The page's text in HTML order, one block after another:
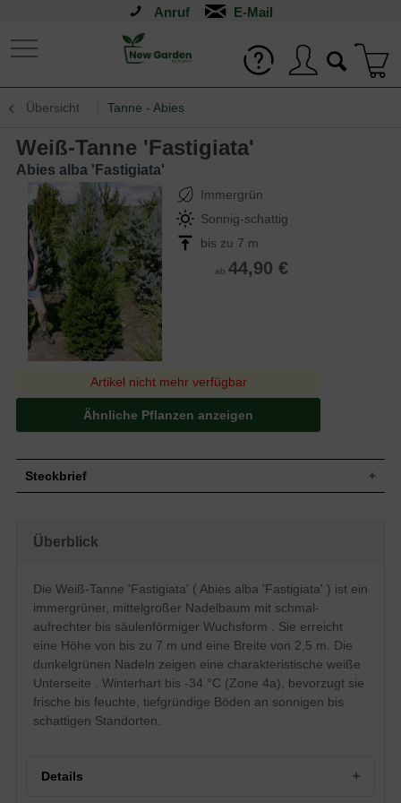
Anruf
Übersicht Tanne - Abies
Weiß-Tanne 'Fastigiata'
Abies alba 'Fastigiata'
Immergrün
Sonnig-schattig
bis zu 7 m
ab 44,90 €
Artikel nicht mehr verfügbar
Ähnliche Pflanzen anzeigen
Steckbrief
Wuchs
Blatt
Immergrün, Nadeln, glattrandig, stumpf,
dunkelgrün, Unterseite weiß, ca. 2 cm
lang
Frucht
Zapfen, braun, zylindrisch, 10 bis 15 cm
lang
Blüte
Blütenzapfen, rot (männlich), grün
(weiblich), erst im hohen Alter
Blütezeit
Mai bis Juni
Wurzeln
Überblick
Die Weiß-Tanne 'Fastigiata' ( Abies alba 'Fastigiata' ) ist ein
immergrüner, mittelgroßer Nadelbaum mit schmal-
aufrechter bis säulenförmiger Wuchsform . Sie erreicht
eine Höhe von bis zu 7 m und eine Breite von 2,5 m. Die
dunkelgrünen Nadeln zeigen eine charakteristische weiße
Unterseite . Winterhart bis -34 °C (Zone 4a), bevorzugt sie
frische bis feuchte, tiefgründige Böden an sonnigen bis
schattigen Standorten.
Details